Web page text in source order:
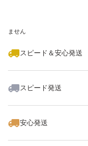
ません
スピード＆安心発送
スピード発送
安心発送